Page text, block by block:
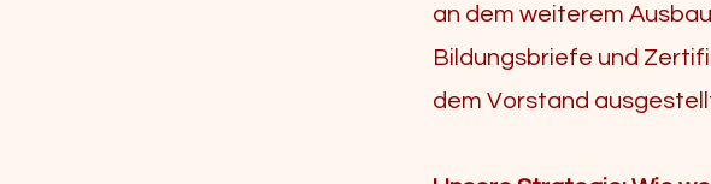
an dem weiterem
Bildungsbriefe und
dem Vorstand